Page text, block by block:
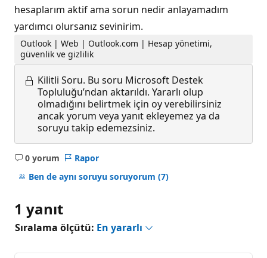
hesaplarım aktif ama sorun nedir anlayamadım
yardımcı olursanız sevinirim.
Outlook | Web | Outlook.com | Hesap yönetimi,
güvenlik ve gizlilik
Kilitli Soru. Bu soru Microsoft Destek
Topluluğu’ndan aktarıldı. Yararlı olup
olmadığını belirtmek için oy verebilirsiniz
ancak yorum veya yanıt ekleyemez ya da
soruyu takip edemezsiniz.
0 yorum
Açıklama
yok
Rapor
Ben de aynı soruyu soruyorum (7)
1 yanıt
Sıralama ölçütü: En yararlı